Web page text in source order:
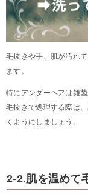
毛抜きや手、肌が汚れ
ます。
特にアンダーヘアは雑
毛抜きで処理する際は
くようにしましょう。
2-2.肌を温めて